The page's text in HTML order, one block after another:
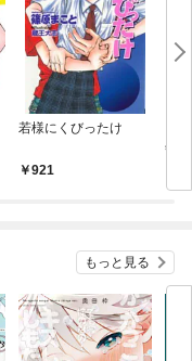
若様にくびったけ
921
年4
もっと見る